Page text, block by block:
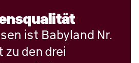
ist Babyland Nr.
zu den drei